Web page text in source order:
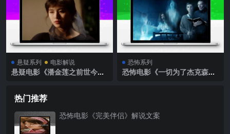
悬疑系列 电影解说
悬疑电影《潘金莲之前世今
恐怖系列
恐怖电影《一切为了杰克森》
热门推荐
恐怖电影《完美伴侣》解说文案